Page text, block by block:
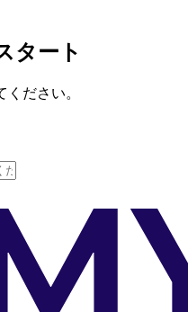
タート
ださい。